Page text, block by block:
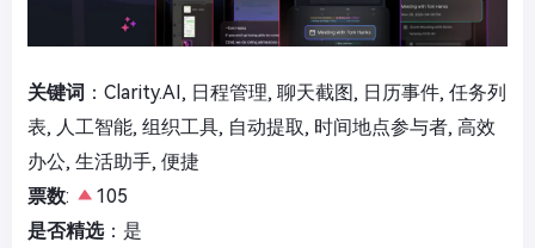
关键词 ：Clarity.AI, 日程管理, 聊天截图, 日历事件, 任务列
表, 人工智能, 组织工具, 自动提取, 时间地点参与者, 高效
办公, 生活助手, 便捷
票数:
105
是否精选：是